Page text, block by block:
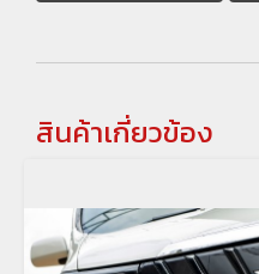
สินค้าเกี่ยวข้อง